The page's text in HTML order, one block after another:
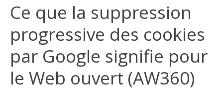
Ce que la suppression
progressive des cookies
par Google signifie pour
le Web ouvert (AW360)